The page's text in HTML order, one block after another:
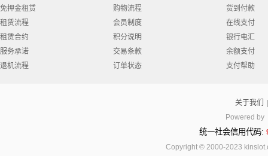
免押金租赁
租赁流程
租赁合约
服务承诺
退机流程
购物流程
会员制度
积分说明
交易条款
订单状态
货到付款
在线支付
银行电汇
余额支付
支付帮助
关于我们
Powered by
统一社会信用代码:
Copyright © 2000-2023